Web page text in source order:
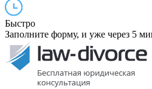
Быстро
Заполните форму, и уже через 5